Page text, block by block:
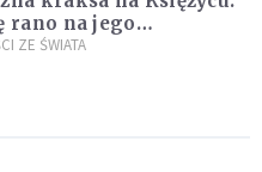
rano na jego
dojdzie do
ZE ŚWIATA